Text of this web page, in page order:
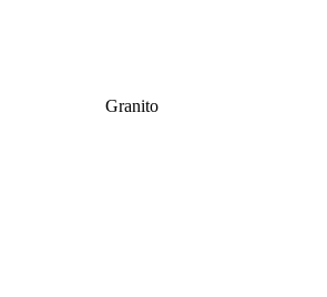
Granito